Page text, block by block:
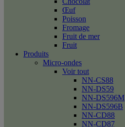
Œuf
Poisson
Fromage
Fruit de mer
Fruit
Produits
Micro-ondes
Voir tout
NN-CS88
NN-DS59
NN-DS596M
NN-DS596B
NN-CD88
NN-CD87